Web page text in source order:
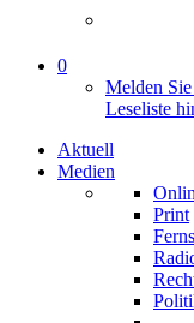
0
Melden
Leseliste
Aktuell
Medien
Print